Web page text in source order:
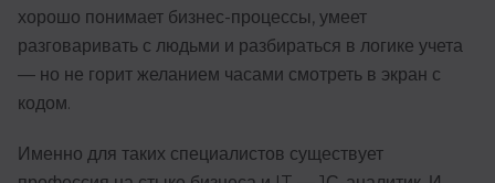
хорошо понимает бизнес-процессы, умеет
разговаривать с людьми и разбираться в логике учета
— но не горит желанием часами смотреть в экран с
кодом.
Именно для таких специалистов существует
Менеджмент
Иностранные языки
Soft Skills
ДПО